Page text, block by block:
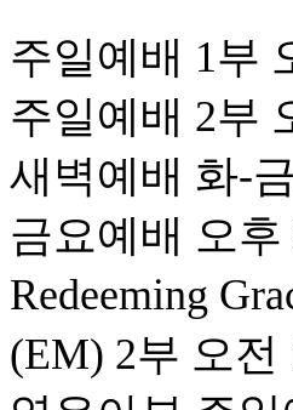
주일예배 1부
주일예배 2부
새벽예배 화-
금요예배 오후
Redeeming
(EM) 2부 오전